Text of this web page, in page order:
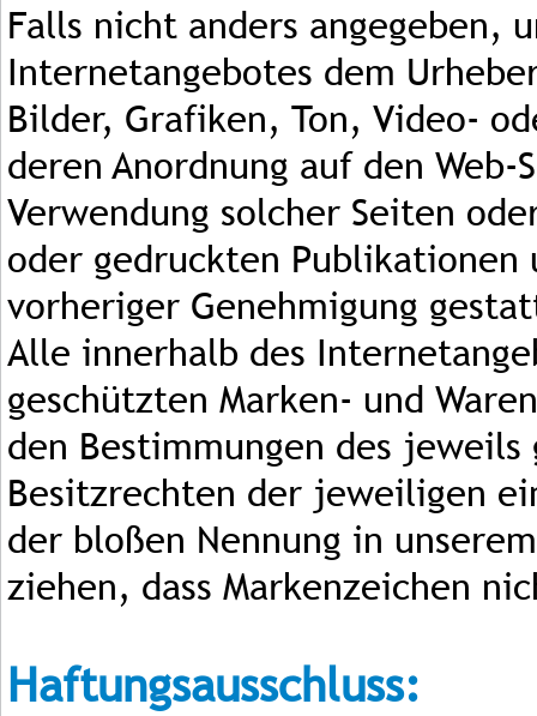
Falls nicht anders angegeben,
Internetangebotes dem
Bilder, Grafiken, Ton, Video-
deren Anordnung auf den
Verwendung solcher Seiten
oder gedruckten
vorheriger Genehmigung
Alle innerhalb des
geschützten Marken- und
den Bestimmungen des
Besitzrechten der jeweiligen
der bloßen Nennung in
ziehen, dass Markenzeichen
Haftungsausschluss: